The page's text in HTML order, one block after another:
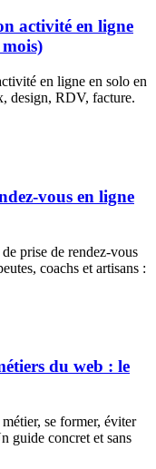
activité en ligne
en ligne en solo en
design, RDV, facture.
vous en ligne
prise de rendez-vous
coachs et artisans :
du web : le
se former, éviter
guide concret et sans